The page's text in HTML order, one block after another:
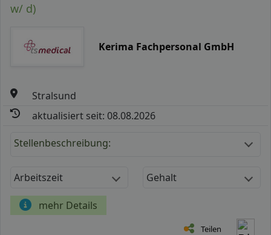
w/ d)
Kerima Fachpersonal GmbH
Stralsund
aktualisiert seit: 08.08.2026
Stellenbeschreibung:
Arbeitszeit Gehalt
mehr Details
Teilen